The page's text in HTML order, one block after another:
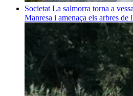
Societat La salmorra torna a
Manresa i amenaça els arbres de